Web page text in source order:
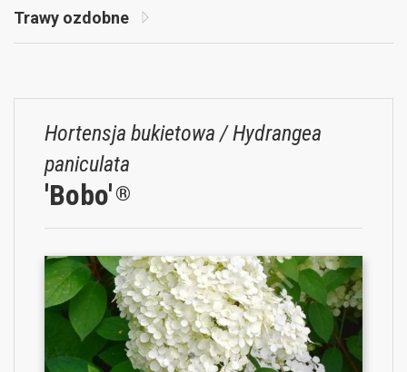
Trawy ozdobne
Hortensja bukietowa / Hydrangea
paniculata
'Bobo'®